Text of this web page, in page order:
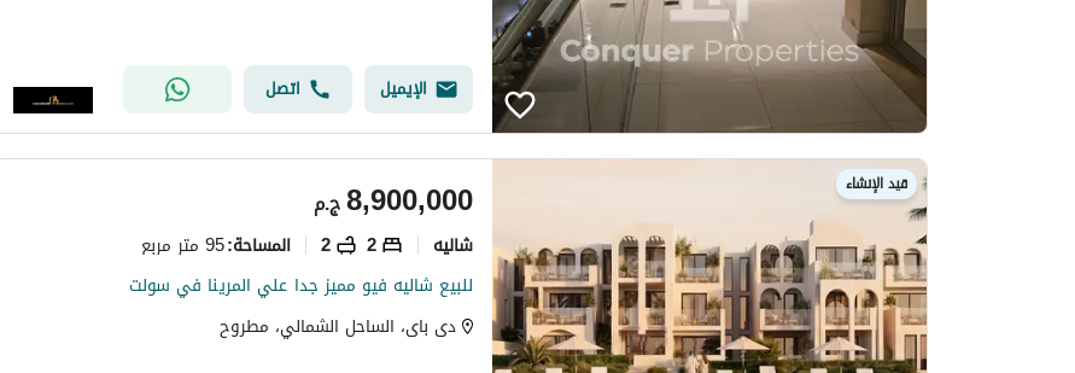
الإيميل اتصل
قيد الإنشاء
ج.م8,900,000
شاليه 2
2 المساحة:95 متر مربع
للبيع شاليه فيو مميز جدا علي المرينا في سولت
دى باى، الساحل الشمالي، مطروح